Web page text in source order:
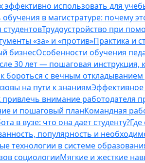
эффективно использовать для
в магистратуре: почему
Трудоустройство при
«за» и «против»Практика и
бизнесОсобенности обучения
30 лет — пошаговая инструкция,
бороться с вечным
на пути к знаниям
привлечь внимание работодателя
и пошаговый планКомандная
в вузе: что она дает студенту?
популярность и
технологии в системе
социологииМягкие и жесткие